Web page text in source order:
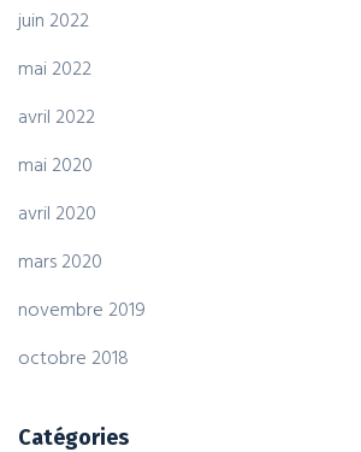
juin 2022
mai 2022
avril 2022
mai 2020
avril 2020
mars 2020
novembre 2019
octobre 2018
Catégories